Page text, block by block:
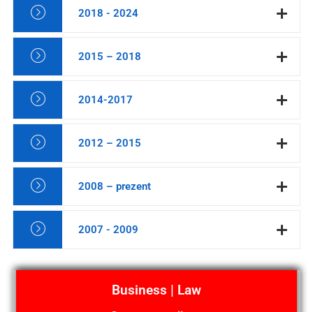
2018 - 2024
2015 – 2018
2014-2017
2012 – 2015
2008 – prezent
2007 - 2009
Business | Law